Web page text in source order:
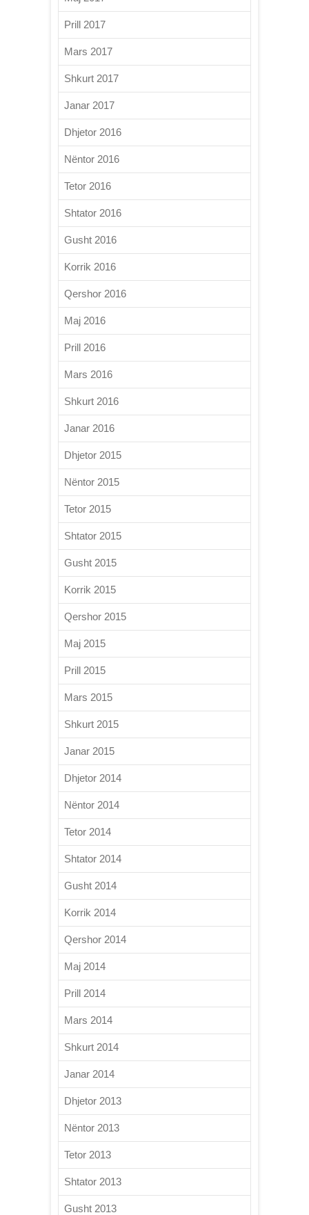
Prill 2017
Mars 2017
Shkurt 2017
Janar 2017
Dhjetor 2016
Nëntor 2016
Tetor 2016
Shtator 2016
Gusht 2016
Korrik 2016
Qershor 2016
Maj 2016
Prill 2016
Mars 2016
Shkurt 2016
Janar 2016
Dhjetor 2015
Nëntor 2015
Tetor 2015
Shtator 2015
Gusht 2015
Korrik 2015
Qershor 2015
Maj 2015
Prill 2015
Mars 2015
Shkurt 2015
Janar 2015
Dhjetor 2014
Nëntor 2014
Tetor 2014
Shtator 2014
Gusht 2014
Korrik 2014
Qershor 2014
Maj 2014
Prill 2014
Mars 2014
Shkurt 2014
Janar 2014
Dhjetor 2013
Nëntor 2013
Tetor 2013
Shtator 2013
Gusht 2013